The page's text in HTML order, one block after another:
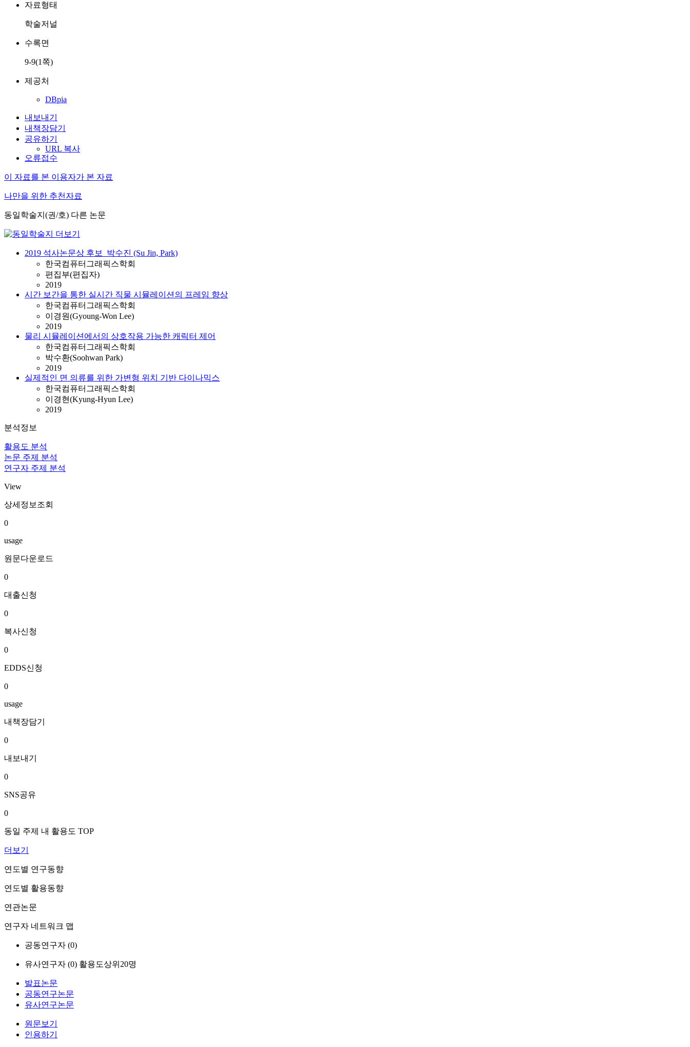
자료형태
학술저널
수록면
9-9(1쪽)
제공처
DBpia
내보내기
내책장담기
공유하기
URL 복사
오류접수
이 자료를 본 이용자가 본 자료
나만을 위한 추천자료
동일학술지(권/호) 다른 논문
2019 석사논문상 후보_박수진 (Su Jin, Park)
한국컴퓨터그래픽스학회
편집부(편집자)
2019
시간 보간을 통한 실시간 직물 시뮬레이션의 프레임 향상
한국컴퓨터그래픽스학회
이경원(Gyoung-Won Lee)
2019
물리 시뮬레이션에서의 상호작용 가능한 캐릭터 제어
한국컴퓨터그래픽스학회
박수환(Soohwan Park)
2019
실제적인 면 의류를 위한 가변형 위치 기반 다이나믹스
한국컴퓨터그래픽스학회
이경현(Kyung-Hyun Lee)
2019
분석정보
활용도 분석
논문 주제 분석
연구자 주제 분석
View
상세정보조회
0
usage
원문다운로드
0
대출신청
0
복사신청
0
EDDS신청
0
usage
내책장담기
0
내보내기
0
SNS공유
0
동일 주제 내 활용도 TOP
더보기
연도별 연구동향
연도별 활용동향
연관논문
연구자 네트워크 맵
공동연구자 (0)
유사연구자 (0) 활용도상위20명
발표논문
공동연구논문
유사연구논문
원문보기
인용하기